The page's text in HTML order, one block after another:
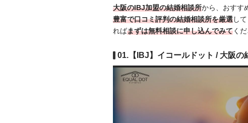
大阪のIBJ加盟の結婚相談所から、おすす
豊富で口コミ評判の結婚相談所を厳選し
ればまずは無料相談に申し込んでみてくだ
01.【IBJ】イコールドット / 大阪の